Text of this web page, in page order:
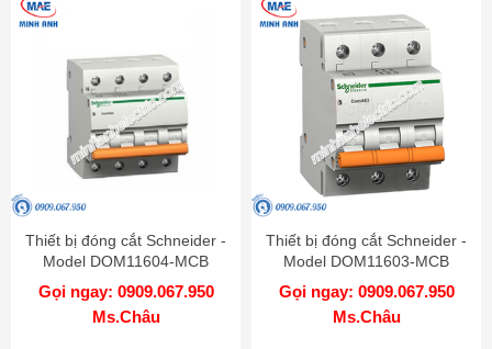
Thiết bị đóng cắt Schneider -
Model DOM11604-MCB
Gọi ngay: 0909.067.950
Ms.Châu
Thiết bị đóng cắt Schneider -
Model DOM11603-MCB
Gọi ngay: 0909.067.950
Ms.Châu